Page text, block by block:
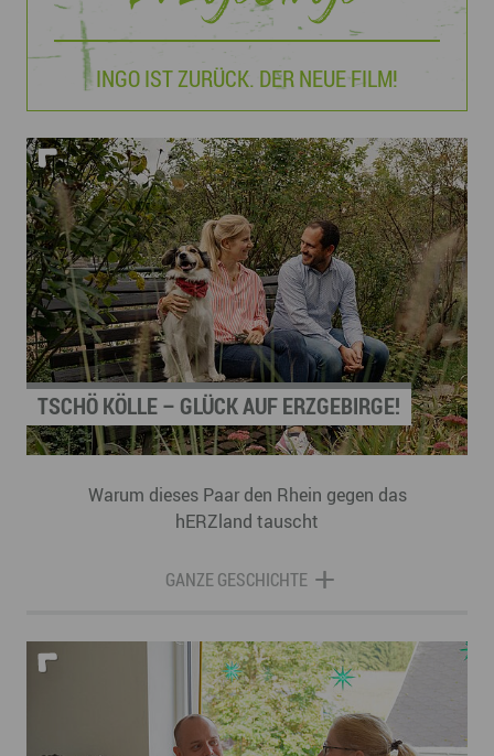
INGO IST ZURÜCK. DER NEUE FILM!
TSCHÖ KÖLLE – GLÜCK AUF ERZGEBIRGE!
Warum dieses Paar den Rhein gegen das
hERZland tauscht
GANZE GESCHICHTE